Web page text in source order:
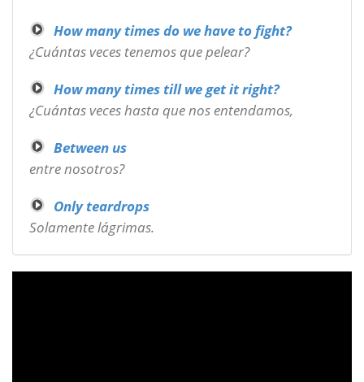
How many times do we have to fight?
¿Cuántas veces tenemos que pelear?
How many times till we get it right?
¿Cuántas veces hasta que nos entendamos,
Between us
entre nosotros?
Only teardrops
Solamente lágrimas.